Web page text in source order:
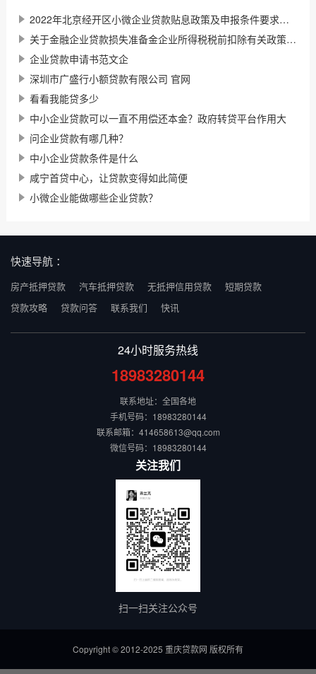
2022年北京经开区小微企业贷款贴息政策及申报条件要求，补贴25万
关于金融企业贷款损失准备金企业所得税税前扣除有关政策的通知
企业贷款申请书范文企
深圳市广盛行小额贷款有限公司 官网
看看我能贷多少
中小企业贷款可以一直不用偿还本金？政府转贷平台作用大
问企业贷款有哪几种？
中小企业贷款条件是什么
咸宁首贷中心，让贷款变得如此简便
小微企业能做哪些企业贷款？
快速导航 ：
房产抵押贷款 汽车抵押贷款 无抵押信用贷款
短期贷款
贷款攻略
贷款问答 联系我们 快讯
24小时服务热线
18983280144
联系地址：全国各地
手机号码：18983280144
联系邮箱：414658613@qq.com
微信号码：18983280144
关注我们
扫一扫关注公众号
Copyright © 2012-2025 重庆贷款网 版权所有